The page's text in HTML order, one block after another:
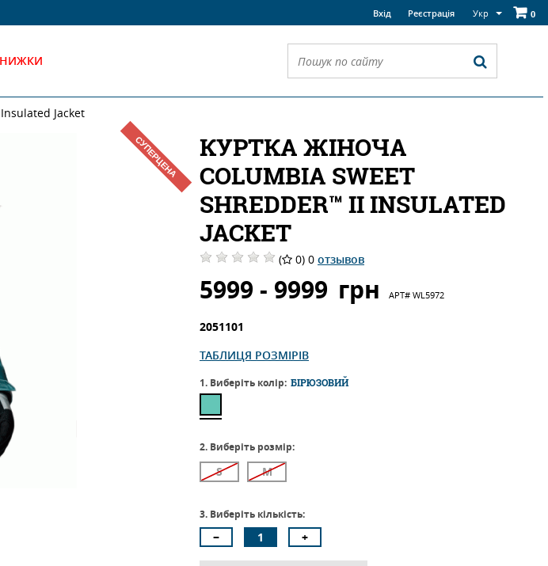
Вхід Реєстрація Укр 0
Jacket
СУПЕРЦЕНА
КУРТКА ЖІНОЧА
COLUMBIА SWEET
SHREDDER™ II INSULATED
JACKET
( 0) 0 отзывов
5999 - 9999 грн АРТ# WL5972
2051101
ТАБЛИЦЯ РОЗМІРІВ
1. Виберіть колір: БІРЮЗОВИЙ
2. Виберіть розмір:
S M
3. Виберіть кількість: